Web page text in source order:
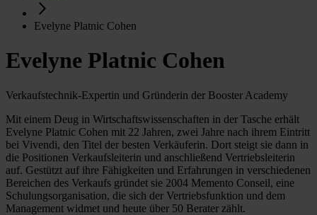
Evelyne Platnic Cohen
Evelyne Platnic Cohen
Verkaufstechnik-Expertin und Gründerin der Booster Academy
Mit einem Deug in Wirtschaftswissenschaften in der Tasche erhält
Evelyne Platnic Cohen mit 22 Jahren, zwei Jahre nach ihrem Eintritt
bei Vivendi, den Titel der besten Verkäuferin. Dort steigt sie dann in
die Positionen Verkaufsleiterin und anschließend Vertriebsleiterin
auf. Gestützt auf ihre Fähigkeiten und Erfahrungen in verschiedenen
Bereichen des Verkaufs gründet sie 2004 Memento Conseil, eine
Schulungsorganisation, die sich der Vertriebsfunktion und dem
Management widmet und heute über 50 Berater zählt.